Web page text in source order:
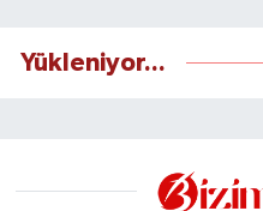
Yükleniyor...